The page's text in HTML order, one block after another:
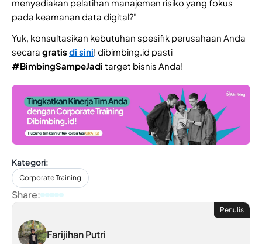
menyediakan pelatihan manajemen risiko yang fokus
pada keamanan data digital?"
Yuk, konsultasikan kebutuhan spesifik perusahaan Anda
secara gratis di sini! dibimbing.id pasti
#BimbingSampeJadi target bisnis Anda!
Kategori:
Corporate Training
Share:
Penulis
Farijihan Putri